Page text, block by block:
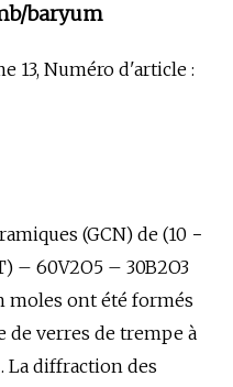
baryum
13, Numéro d'article :
(GCN) de (10 −
– 60V2O5 – 30B2O3
moles ont été formés
verres de trempe à
La diffraction des